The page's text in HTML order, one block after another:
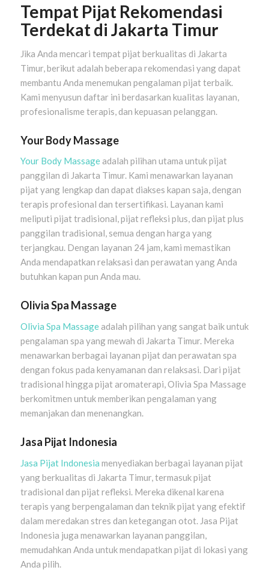
Tempat Pijat Rekomendasi
Terdekat di Jakarta Timur
Jika Anda mencari tempat pijat berkualitas di Jakarta
Timur, berikut adalah beberapa rekomendasi yang dapat
membantu Anda menemukan pengalaman pijat terbaik.
Kami menyusun daftar ini berdasarkan kualitas layanan,
profesionalisme terapis, dan kepuasan pelanggan.
Your Body Massage
Your Body Massageadalah pilihan utama untuk pijat
panggilan di Jakarta Timur. Kami menawarkan layanan
pijat yang lengkap dan dapat diakses kapan saja, dengan
terapis profesional dan tersertifikasi. Layanan kami
meliputi pijat tradisional, pijat refleksi plus, dan pijat plus
panggilan tradisional, semua dengan harga yang
terjangkau. Dengan layanan 24 jam, kami memastikan
Anda mendapatkan relaksasi dan perawatan yang Anda
butuhkan kapan pun Anda mau.
Olivia Spa Massage
Olivia Spa Massageadalah pilihan yang sangat baik untuk
pengalaman spa yang mewah di Jakarta Timur. Mereka
menawarkan berbagai layanan pijat dan perawatan spa
dengan fokus pada kenyamanan dan relaksasi. Dari pijat
tradisional hingga pijat aromaterapi, Olivia Spa Massage
berkomitmen untuk memberikan pengalaman yang
memanjakan dan menenangkan.
Jasa Pijat Indonesia
Jasa Pijat Indonesia menyediakan berbagai layanan pijat
yang berkualitas di Jakarta Timur, termasuk pijat
tradisional dan pijat refleksi. Mereka dikenal karena
terapis yang berpengalaman dan teknik pijat yang efektif
dalam meredakan stres dan ketegangan otot. Jasa Pijat
Indonesia juga menawarkan layanan panggilan,
memudahkan Anda untuk mendapatkan pijat di lokasi yang
Anda pilih.